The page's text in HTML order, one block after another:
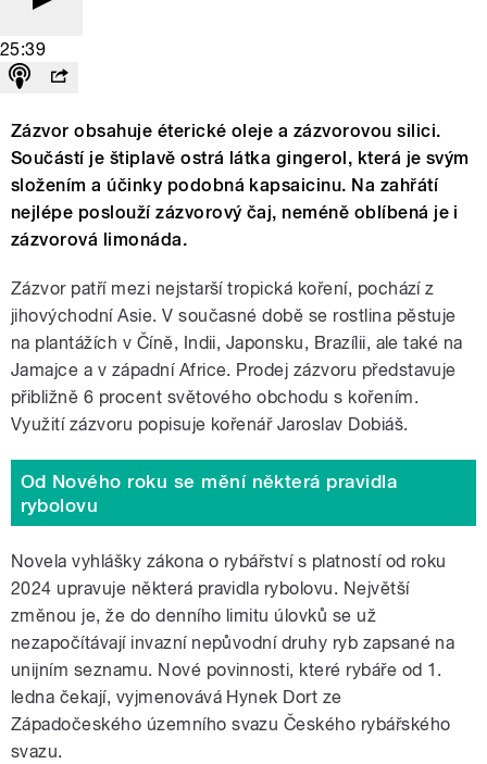
25:39
Zázvor obsahuje éterické oleje a zázvorovou silici.
Součástí je štiplavě ostrá látka gingerol, která je svým
složením a účinky podobná kapsaicinu. Na zahřátí
nejlépe poslouží zázvorový čaj, neméně oblíbená je i
zázvorová limonáda.
Zázvor patří mezi nejstarší tropická koření, pochází z
jihovýchodní Asie. V současné době se rostlina pěstuje
na plantážích v Číně, Indii, Japonsku, Brazílii, ale také na
Jamajce a v západní Africe. Prodej zázvoru představuje
přibližně 6 procent světového obchodu s kořením.
Využití zázvoru popisuje kořenář Jaroslav Dobiáš.
Od Nového roku se mění některá pravidla
rybolovu
Novela vyhlášky zákona o rybářství s platností od roku
2024 upravuje některá pravidla rybolovu. Největší
změnou je, že do denního limitu úlovků se už
nezapočítávají invazní nepůvodní druhy ryb zapsané na
unijním seznamu. Nové povinnosti, které rybáře od 1.
ledna čekají, vyjmenovává Hynek Dort ze
Západočeského územního svazu Českého rybářského
svazu.